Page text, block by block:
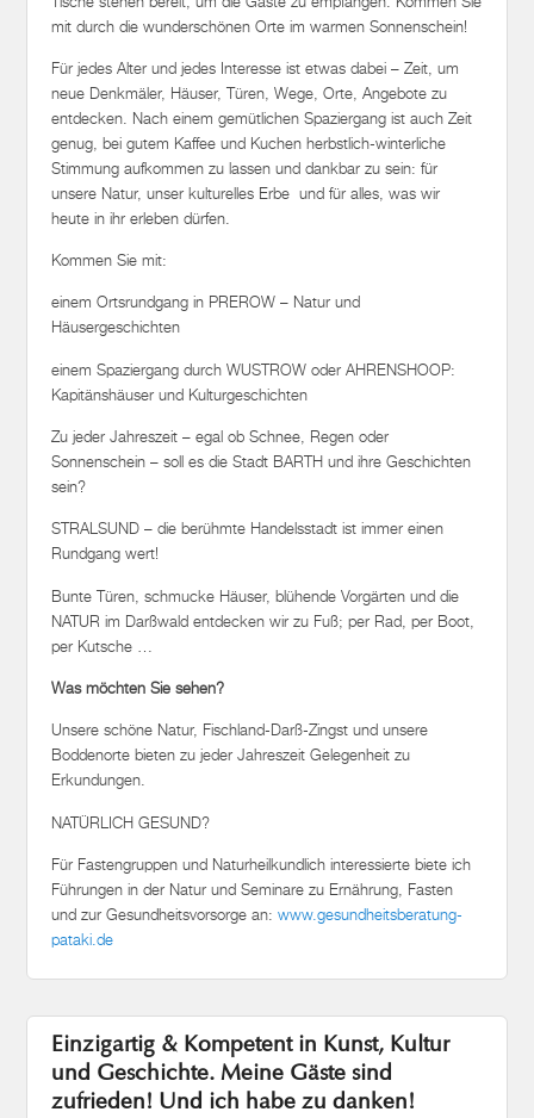
mit durch die wunderschönen Orte im warmen Sonnenschein!
Für jedes Alter und jedes Interesse ist etwas dabei – Zeit, um
neue Denkmäler, Häuser, Türen, Wege, Orte, Angebote zu
entdecken. Nach einem gemütlichen Spaziergang ist auch Zeit
genug, bei gutem Kaffee und Kuchen herbstlich-winterliche
Stimmung aufkommen zu lassen und dankbar zu sein: für
unsere Natur, unser kulturelles Erbe und für alles, was wir
heute in ihr erleben dürfen.
Kommen Sie mit:
einem Ortsrundgang in PREROW – Natur und
Häusergeschichten
einem Spaziergang durch WUSTROW oder AHRENSHOOP:
Kapitänshäuser und Kulturgeschichten
Zu jeder Jahreszeit – egal ob Schnee, Regen oder
Sonnenschein – soll es die Stadt BARTH und ihre Geschichten
sein?
STRALSUND – die berühmte Handelsstadt ist immer einen
Rundgang wert!
Bunte Türen, schmucke Häuser, blühende Vorgärten und die
NATUR im Darßwald entdecken wir zu Fuß; per Rad, per Boot,
per Kutsche …
Was möchten Sie sehen?
Unsere schöne Natur, Fischland-Darß-Zingst und unsere
Boddenorte bieten zu jeder Jahreszeit Gelegenheit zu
Erkundungen.
NATÜRLICH GESUND?
Für Fastengruppen und Naturheilkundlich interessierte biete ich
Führungen in der Natur und Seminare zu Ernährung, Fasten
und zur Gesundheitsvorsorge an:www.gesundheitsberatung-
pataki.de
Einzigartig & Kompetent in Kunst, Kultur
und Geschichte. Meine Gäste sind
zufrieden! Und ich habe zu danken!